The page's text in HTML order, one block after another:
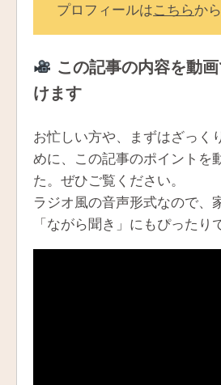
プロフィールはこちらから
この記事の内容を動
けます
お忙しい方や、まずはざっく
めに、この記事のポイントを
た。ぜひご覧ください。
ラジオ風の音声形式なので、
「ながら聞き」にもぴったり